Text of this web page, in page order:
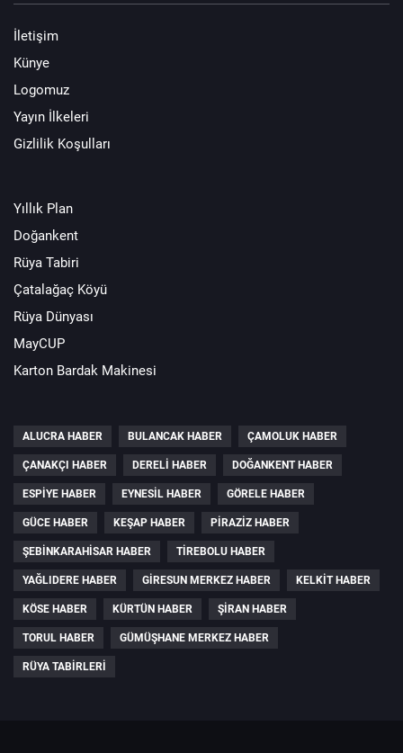
İletişim
Künye
Logomuz
Yayın İlkeleri
Gizlilik Koşulları
Yıllık Plan
Doğankent
Rüya Tabiri
Çatalağaç Köyü
Rüya Dünyası
MayCUP
Karton Bardak Makinesi
ALUCRA HABER BULANCAK HABER ÇAMOLUK HABER
ÇANAKÇI HABER DERELI HABER DOĞANKENT HABER
ESPIYE HABER EYNESIL HABER GÖRELE HABER
GÜCE HABER KEŞAP HABER PIRAZIZ HABER
ŞEBINKARAHISAR HABER TIREBOLU HABER
YAĞLIDERE HABER GIRESUN MERKEZ HABER KELKIT HABER
KÖSE HABER KÜRTÜN HABER ŞIRAN HABER
TORUL HABER GÜMÜŞHANE MERKEZ HABER
RÜYA TABIRLERI